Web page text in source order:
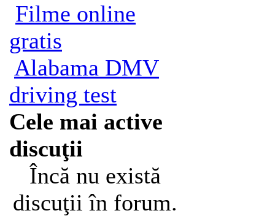
Filme online
gratis
Alabama DMV
driving test
Cele mai active
discuţii
Încă nu există
discuţii în forum.